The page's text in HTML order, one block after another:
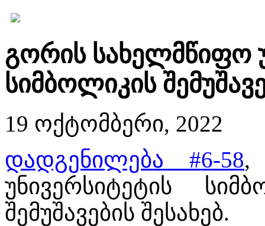
გორის სახელმწიფო
სიმბოლიკის
19 ოქტომბერი, 2022
დადგენილება #6-58,
უნივერსიტეტის
შემუშავების შესახებ.